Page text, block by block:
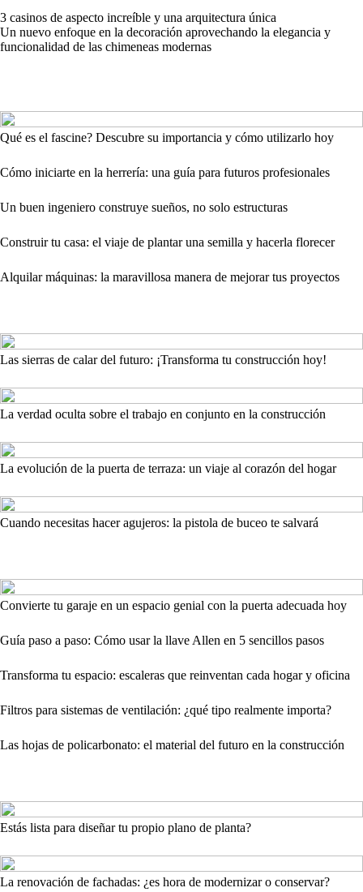
3 casinos de aspecto increíble y una arquitectura única
Un nuevo enfoque en la decoración aprovechando la elegancia y
funcionalidad de las chimeneas modernas
Qué es el fascine? Descubre su importancia y cómo utilizarlo hoy
Cómo iniciarte en la herrería: una guía para futuros profesionales
Un buen ingeniero construye sueños, no solo estructuras
Construir tu casa: el viaje de plantar una semilla y hacerla florecer
Alquilar máquinas: la maravillosa manera de mejorar tus proyectos
Las sierras de calar del futuro: ¡Transforma tu construcción hoy!
La verdad oculta sobre el trabajo en conjunto en la construcción
La evolución de la puerta de terraza: un viaje al corazón del hogar
Cuando necesitas hacer agujeros: la pistola de buceo te salvará
Convierte tu garaje en un espacio genial con la puerta adecuada hoy
Guía paso a paso: Cómo usar la llave Allen en 5 sencillos pasos
Transforma tu espacio: escaleras que reinventan cada hogar y oficina
Filtros para sistemas de ventilación: ¿qué tipo realmente importa?
Las hojas de policarbonato: el material del futuro en la construcción
Estás lista para diseñar tu propio plano de planta?
La renovación de fachadas: ¿es hora de modernizar o conservar?